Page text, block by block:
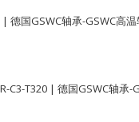
| 德国GSWC轴承-GSWC高
C3-T320 | 德国GSWC轴承-